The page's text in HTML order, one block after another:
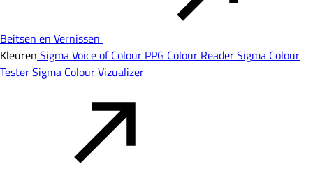
Beitsen en Vernissen
Kleuren Sigma Voice of Colour PPG Colour ReaderSigma Colour
TesterSigma Colour Vizualizer